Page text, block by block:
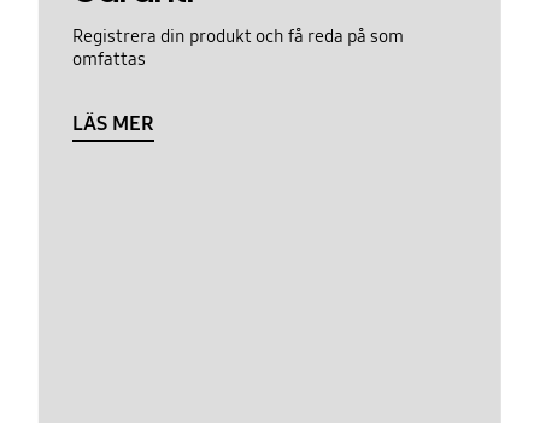
Registrera din produkt och få reda på som
omfattas
LÄS MER